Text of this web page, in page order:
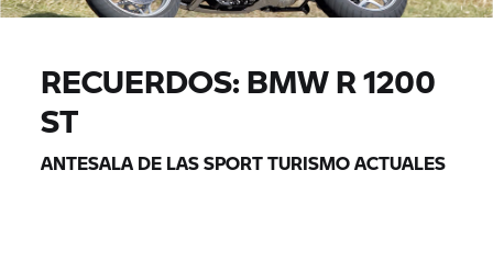
RECUERDOS: BMW R 1200
ST
ANTESALA DE LAS SPORT TURISMO ACTUALES